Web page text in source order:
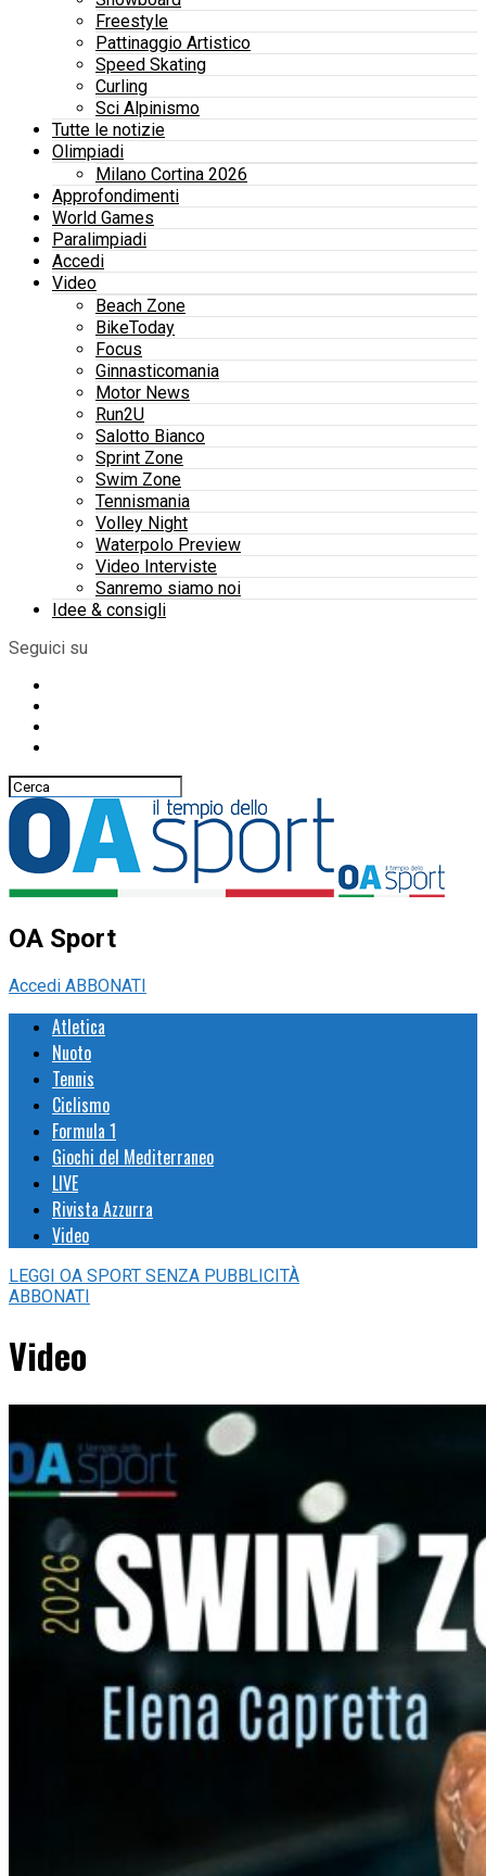
Freestyle
Pattinaggio Artistico
Speed Skating
Curling
Sci Alpinismo
Tutte le notizie
Olimpiadi
Milano Cortina 2026
Approfondimenti
World Games
Paralimpiadi
Accedi
Video
Beach Zone
BikeToday
Focus
Ginnasticomania
Motor News
Run2U
Salotto Bianco
Sprint Zone
Swim Zone
Tennismania
Volley Night
Waterpolo Preview
Video Interviste
Sanremo siamo noi
Idee & consigli
Seguici su
OA Sport
Accedi ABBONATI
Atletica
Nuoto
Tennis
Ciclismo
Formula 1
Giochi del Mediterraneo
LIVE
Rivista Azzurra
Video
LEGGI OA SPORT SENZA PUBBLICITÀ
ABBONATI
Video